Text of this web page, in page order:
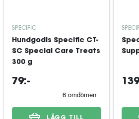
SPECIFIC
Hundgodis Specific CT-
SC Special Care Treats
300 g
79:-
LÄGG TILL